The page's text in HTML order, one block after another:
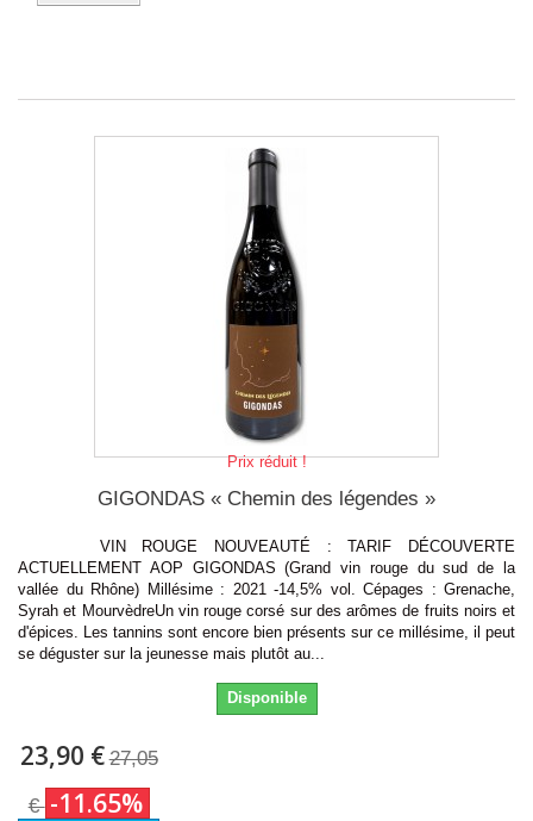
Prix réduit !
GIGONDAS « Chemin des légendes »
VIN ROUGE NOUVEAUTÉ : TARIF DÉCOUVERTE
ACTUELLEMENT AOP GIGONDAS (Grand vin rouge du sud de la
vallée du Rhône) Millésime : 2021 -14,5% vol. Cépages : Grenache,
Syrah et MourvèdreUn vin rouge corsé sur des arômes de fruits noirs et
d'épices. Les tannins sont encore bien présents sur ce millésime, il peut
se déguster sur la jeunesse mais plutôt au...
Disponible
23,90 € 27,05
€ -11.65%